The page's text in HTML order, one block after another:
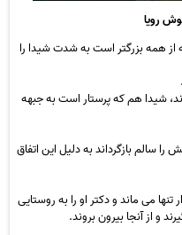
رویا
از همه بزرگتر است به شدت شیدا را
شیدا هم که پرستار است به جبهه
سالم بازگرداند به دلیل این اتفاق
تنها می ماند و دکتر او را به روستایی
و از آنجا بیرون بروند.